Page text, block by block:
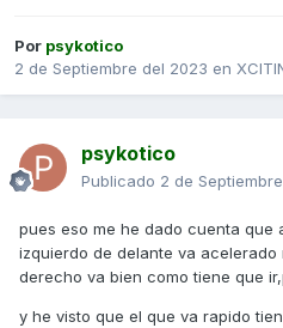
Por psykotico
2 de Septiembre del 2023 en
psykotico
Publicado 2 de
pues eso me he dado cuenta que
izquierdo de delante va acelerado
derecho va bien como tiene que
y he visto que el que va rapido